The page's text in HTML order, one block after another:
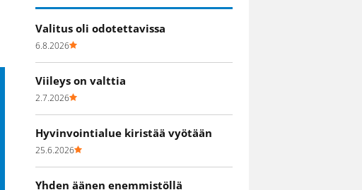
Valitus oli odotettavissa
6.8.2026
Viileys on valttia
2.7.2026
Hyvinvointialue kiristää vyötään
25.6.2026
Yhden äänen enemmistöllä